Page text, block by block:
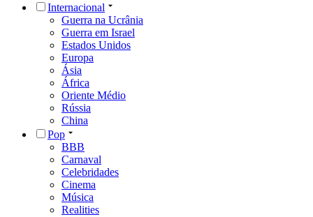
Internacional
Guerra na Ucrânia
Guerra em Israel
Estados Unidos
Europa
Ásia
África
Oriente Médio
Rússia
China
Pop
BBB
Carnaval
Celebridades
Cinema
Música
Realities